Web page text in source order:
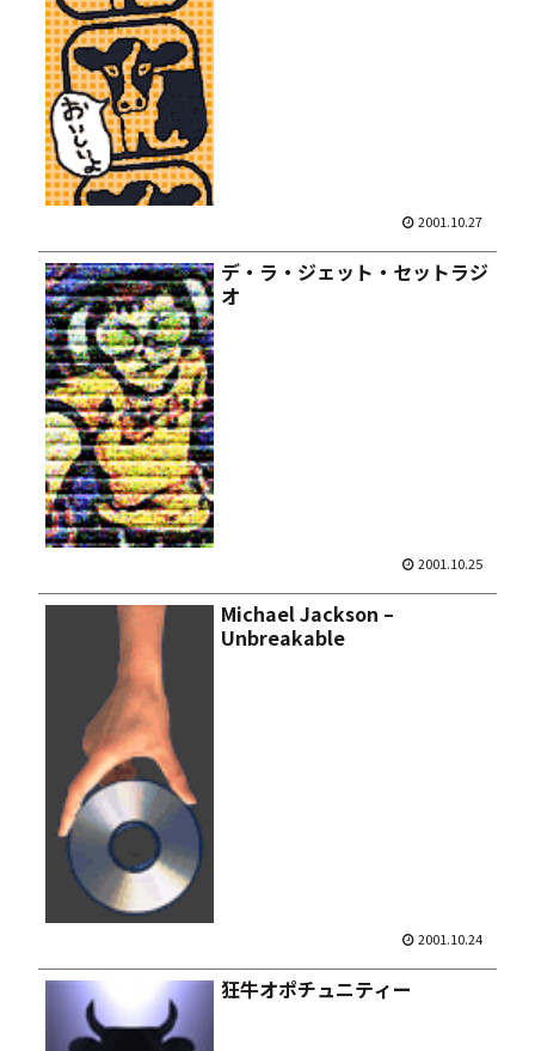
2001.10.27
デ・ラ・ジェット・セットラジ
オ
2001.10.25
Michael Jackson –
Unbreakable
2001.10.24
狂牛オポチュニティー